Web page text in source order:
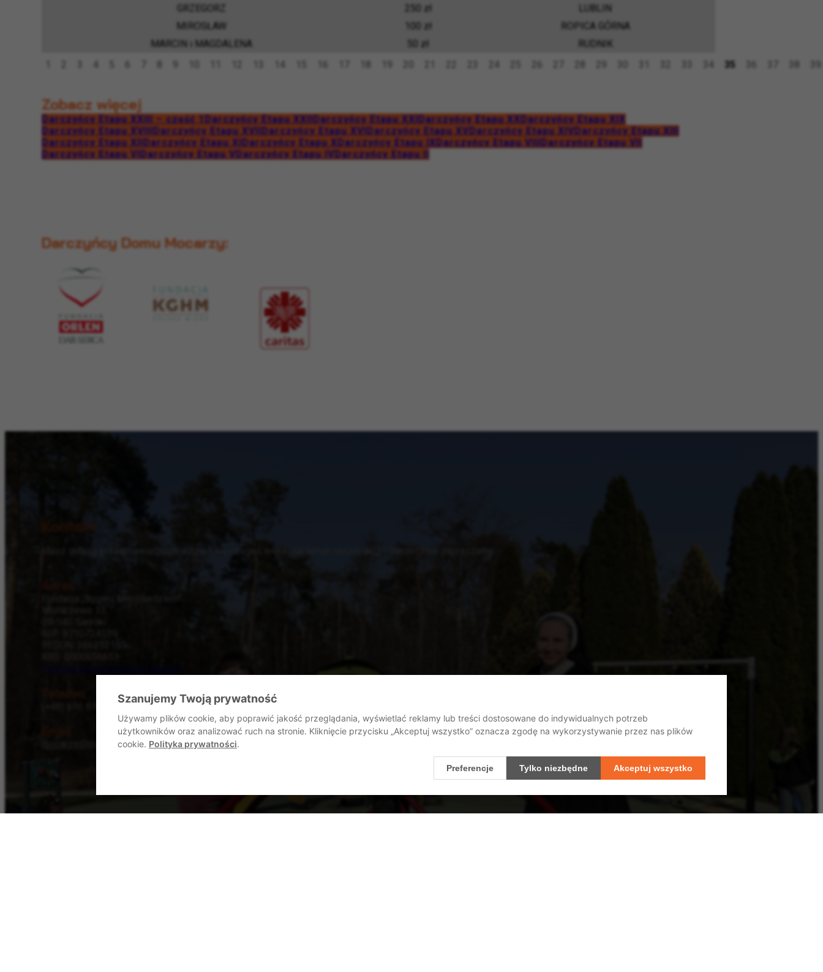
GRZEGORZ
250 zł
LUBLIN
MIROSŁAW
100 zł
ROPICA GÓRNA
MARCIN i MAGDALENA
50 zł
RUDNIK
35
Zobacz więcej
Darczyńcy Etapu XXIII – część 1 Darczyńcy Etapu XXIIDarczyńcy Etapu XXIDarczyńcy Etapu XX Darczyńcy Etapu XIX
Darczyńcy Etapu XVIII Darczyńcy Etapu XVII Darczyńcy Etapu XVI Darczyńcy Etapu XV Darczyńcy Etapu XIV Darczyńcy Etapu XIII
Darczyńcy Etapu XII Darczyńcy Etapu XI Darczyńcy Etapu X Darczyńcy Etapu IX Darczyńcy Etapu VIII Darczyńcy Etapu VII
Darczyńcy Etapu VI Darczyńcy Etapu V Darczyńcy Etapu IV Darczyńcy Etapu II
Darczyńcy Domu Mocarzy:
(+48) 696 849 690
mocarze@dommocarzy.pl
Szanujemy Twoją prywatność
Używamy plików cookie, aby poprawić jakość przeglądania, wyświetlać reklamy lub treści dostosowane do indywidualnych potrzeb
użytkowników oraz analizować ruch na stronie. Kliknięcie przycisku „Akceptuj wszystko” oznacza zgodę na wykorzystywanie przez nas plików
cookie. Polityka prywatności.
Preferencje Tylko niezbędne Akceptuj wszystko